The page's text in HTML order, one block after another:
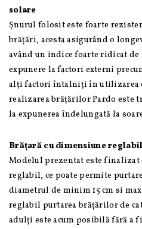
solare
Șnurul folosit este foarte
brățări, acesta asigurând o
având un indice foarte ridicat de
expunere la factori externi
alți factori întalniți în utilizarea
realizarea brățărilor Pardo este
la expunerea îndelungată la
Brățară cu dimensiune
Modelul prezentat este finalizat
reglabil, ce poate permite
diametrul de minim 15 cm si
reglabil purtarea brățărilor de
adulți este acum posibilă fără a